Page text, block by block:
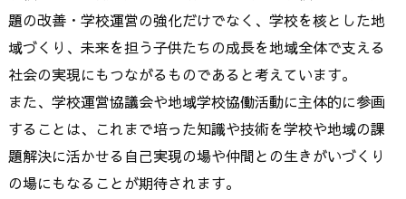
題の改善・学校運営の強化だけでなく、学校を核とした地
域づくり、未来を担う子供たちの成長を地域全体で支える
社会の実現にもつながるものであると考えています。
また、学校運営協議会や地域学校協働活動に主体的に参画
することは、これまで培った知識や技術を学校や地域の課
題解決に活かせる自己実現の場や仲間との生きがいづくり
の場にもなることが期待されます。